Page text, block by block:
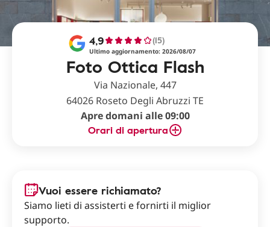
Foto Ottica Flash
4,9 (15)
Ultimo aggiornamento: 2026/08/07
Via Nazionale, 447
64026 Roseto Degli Abruzzi TE
Apre domani alle 09:00
Orari di apertura
Vuoi essere richiamato?
Siamo lieti di assisterti e fornirti il miglior
supporto.